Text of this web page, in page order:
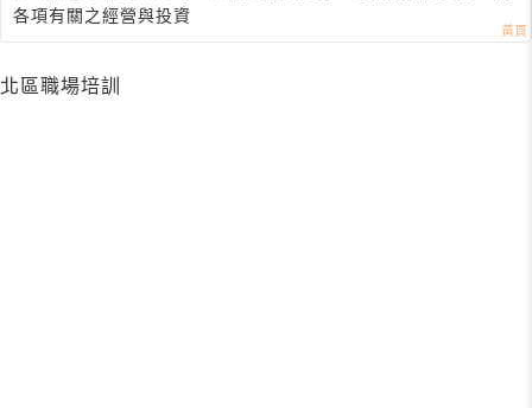
各項有關之經營與投資
北區職場培訓